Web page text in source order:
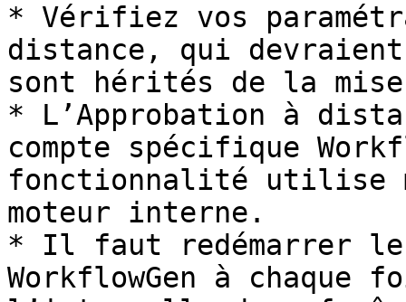
* Vérifiez vos
distance, qui
sont hérités de la
* L’Approbation à
compte spécifique
fonctionnalité utilise
moteur interne.
* Il faut redémarrer le
WorkflowGen à chaque